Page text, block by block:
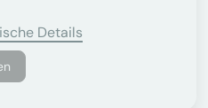
Details